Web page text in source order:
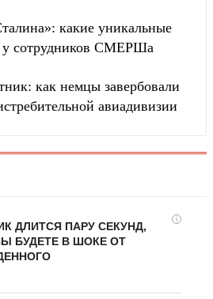
какие уникальные
у сотрудников СМЕРШа
как немцы завербовали
авиадивизии
i
ДЛИТСЯ ПАРУ СЕКУНД,
БУДЕТЕ В ШОКЕ ОТ